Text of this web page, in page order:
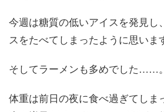
今週は糖質の低いアイスを発見し
スをたべてしまったように思いま
そしてラーメンも多めでした……。
体重は前日の夜に食べ過ぎてしま